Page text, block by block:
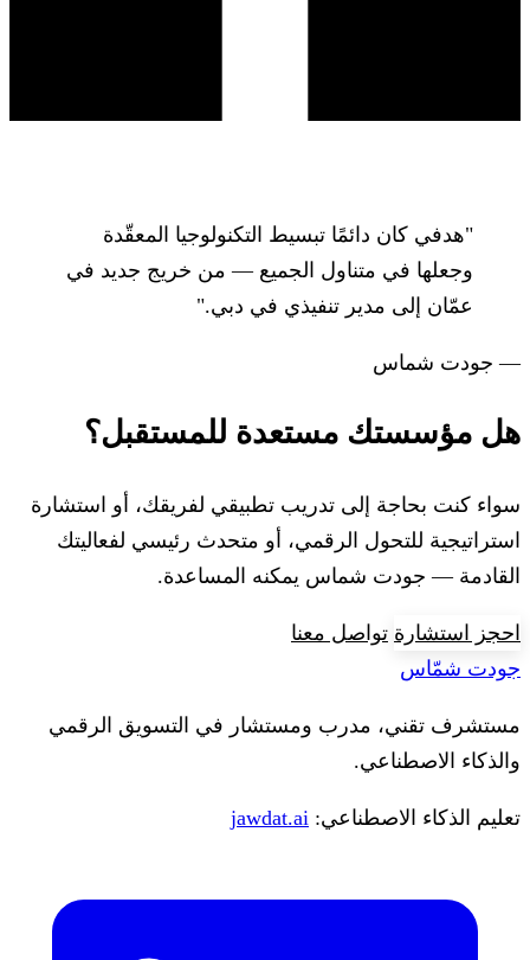
"هدفي كان دائمًا تبسيط التكنولوجيا المعقّدة
وجعلها في متناول الجميع — من خريج جديد في
عمّان إلى مدير تنفيذي في دبي."
— جودت شماس
هل مؤسستك مستعدة للمستقبل؟
سواء كنت بحاجة إلى تدريب تطبيقي لفريقك، أو استشارة
استراتيجية للتحول الرقمي، أو متحدث رئيسي لفعاليتك
القادمة — جودت شماس يمكنه المساعدة.
احجز استشارة تواصل معنا
جودت شمّاس
مستشرف تقني، مدرب ومستشار في التسويق الرقمي
والذكاء الاصطناعي.
تعليم الذكاء الاصطناعي: jawdat.ai